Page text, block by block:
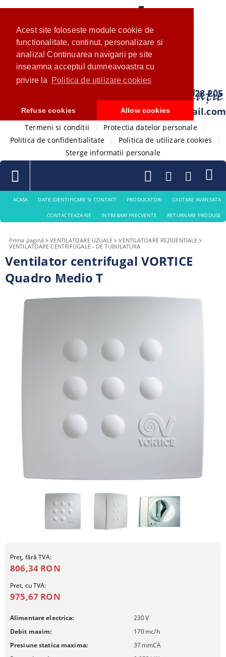
Acest site foloseste module cookie de
functionalitate, continut, personalizare si
analiza! Continuarea navigarii pe site
inseamna acceptul dumneavoastra cu
privire la
Politica de utilizare cookies
Refuse cookies Allow cookies
0733 028 205
com.ventistore@gmail.com
Termeni si conditii Protectia datelor personale
Politica de confidentialitate
Politica de utilizare cookies
Sterge informatii personale
ACASA DATE IDENTIFICARE SI CONTACT PRODUCATORI CAUTARE AVANSATA
CONTACTEAZA-NE INTREBARI FRECVENTE RETURNARE PRODUSE
Prima pagină VENTILATOARE UZUALE
VENTILATOARE REZIDENTIALE
VENTILATOARE CENTRIFUGALE - DE TUBULATURA
Ventilator centrifugal VORTICE
Quadro Medio T
Preţ, fără TVA:
806,34 RON
Pret, cu TVA:
975,67 RON
Alimentare electrica: 230V
Debit maxim:
170mc/h
Presiune statica maxima:
37mmCA